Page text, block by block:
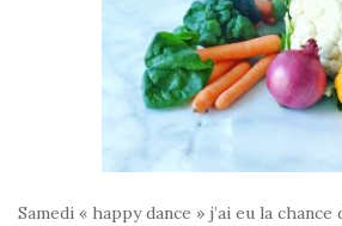
Samedi « happy dance » j’ai eu la chance